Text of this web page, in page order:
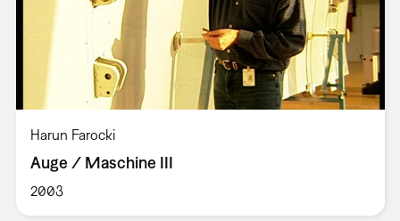
Harun Farocki
Auge / Maschine III
2003